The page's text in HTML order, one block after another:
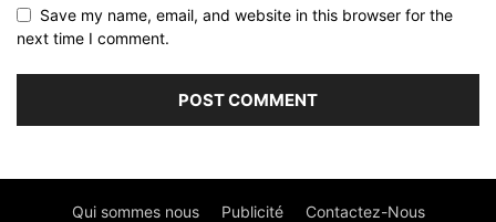
Save my name, email, and website in this browser for the
next time I comment.
Qui sommes nous Publicité Contactez-Nous